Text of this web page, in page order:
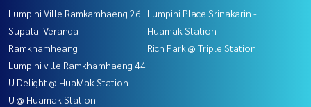
Lumpini Ville Ramkamhaeng 26
Supalai Veranda
Ramkhamheang
Lumpini ville Ramkhamhaeng 44
U Delight @ HuaMak Station
U @ Huamak Station
Lumpini Place Srinakarin -
Huamak Station
Rich Park @ Triple Station